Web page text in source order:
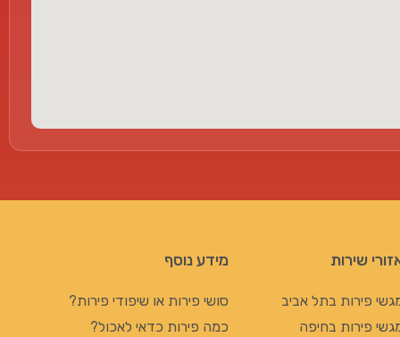
שירות
פירות בתל אביב
פירות בחיפה
מידע נוסף
סושי פירות או שיפודי פירות?
כמה פירות כדאי לאכול?